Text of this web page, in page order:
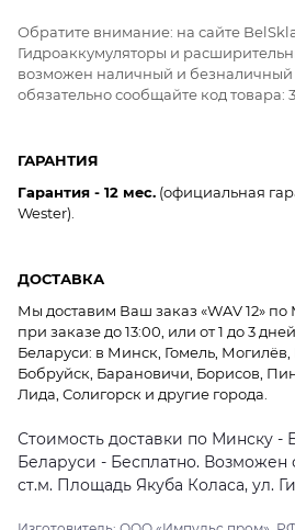
Обратите внимание: на сайте
Гидроаккумуляторы и
возможен наличный и безналичный
обязательно сообщайте код товара:
ГАРАНТИЯ
Гарантия - 12 мес. (официальная
Wester).
ДОСТАВКА
Мы доставим Ваш заказ «WAV 12»
при заказе до 13:00, или от 1 до 3
Беларуси: в Минск, Гомель, Могилёв,
Бобруйск, Барановичи, Борисов,
Лида, Солигорск и другие города.
Стоимость доставки по Минску -
Беларуси - Бесплатно. Возможен
ст.м. Площадь Якуба Коласа, ул.